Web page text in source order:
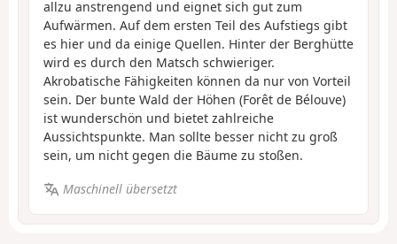
allzu anstrengend und eignet sich gut zum
Aufwärmen. Auf dem ersten Teil des Aufstiegs gibt
es hier und da einige Quellen. Hinter der Berghütte
wird es durch den Matsch schwieriger.
Akrobatische Fähigkeiten können da nur von Vorteil
sein. Der bunte Wald der Höhen (Forêt de Bélouve)
ist wunderschön und bietet zahlreiche
Aussichtspunkte. Man sollte besser nicht zu groß
sein, um nicht gegen die Bäume zu stoßen.
Maschinell übersetzt